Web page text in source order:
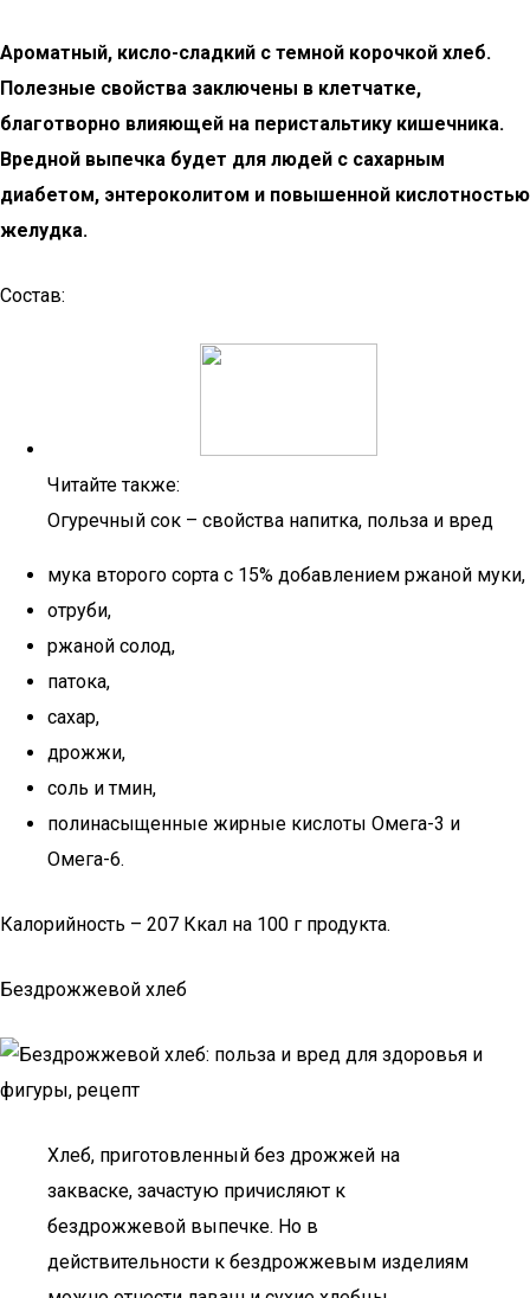
Ароматный, кисло-сладкий с темной корочкой хлеб.
Полезные свойства заключены в клетчатке,
благотворно влияющей на перистальтику кишечника.
Вредной выпечка будет для людей с сахарным
диабетом, энтероколитом и повышенной кислотностью
желудка.
Состав:
Читайте также:
Огуречный сок – свойства напитка, польза и вред
мука второго сорта с 15% добавлением ржаной муки,
отруби,
ржаной солод,
патока,
сахар,
дрожжи,
соль и тмин,
полинасыщенные жирные кислоты Омега-3 и
Омега-6.
Калорийность – 207 Ккал на 100 г продукта.
Бездрожжевой хлеб
Хлеб, приготовленный без дрожжей на
закваске, зачастую причисляют к
бездрожжевой выпечке. Но в
действительности к бездрожжевым изделиям